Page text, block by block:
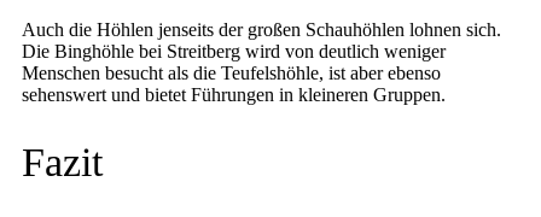
Auch die Höhlen jenseits der großen Schauhöhlen lohnen sich.
Die Binghöhle bei Streitberg wird von deutlich weniger
Menschen besucht als die Teufelshöhle, ist aber ebenso
sehenswert und bietet Führungen in kleineren Gruppen.
Fazit